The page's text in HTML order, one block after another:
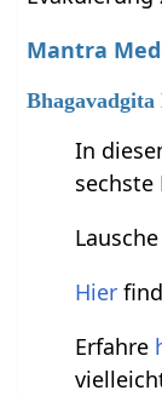
Mantra
In
sechste
Hier
Erfahre